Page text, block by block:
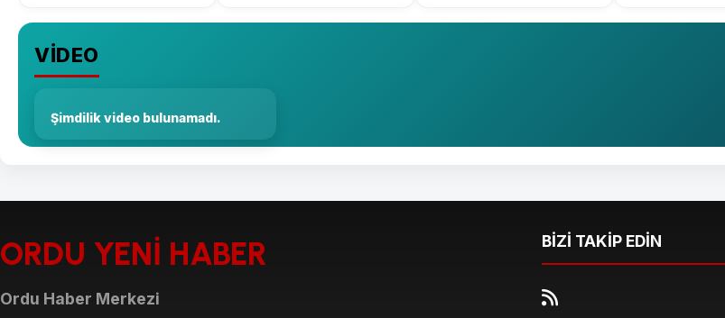
VİDEO
Şimdilik video bulunamadı.
ORDU YENİ HABER
Ordu Haber Merkezi
BİZİ TAKİP EDİN